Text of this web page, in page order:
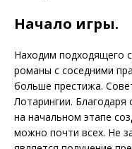
Начало игры.
Находим подходящего
романы с соседними
больше престижа.
Лотарингии.
на начальном этапе
можно почти всех. Не